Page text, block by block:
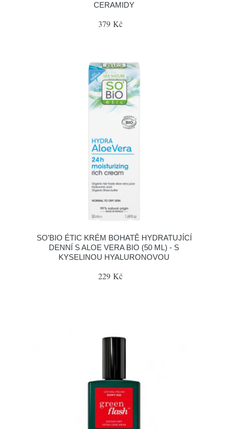
CERAMIDY
379 Kč
SO’BIO ÉTIC KRÉM BOHATĚ HYDRATUJÍCÍ
DENNÍ S ALOE VERA BIO (50 ML) - S
KYSELINOU HYALURONOVOU
229 Kč